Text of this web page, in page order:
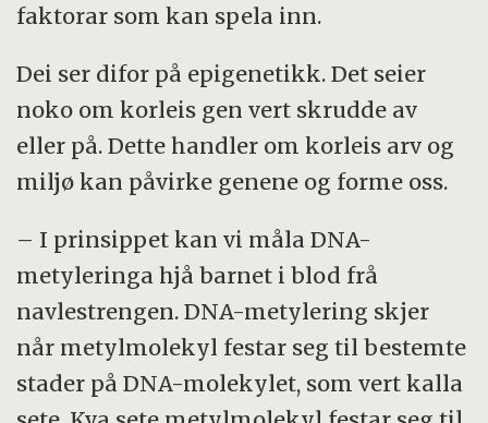
faktorar som kan spela inn.
Dei ser difor på epigenetikk. Det seier
noko om korleis gen vert skrudde av
eller på. Dette handler om korleis arv og
miljø kan påvirke genene og forme oss.
– I prinsippet kan vi måla DNA-
metyleringa hjå barnet i blod frå
navlestrengen. DNA-metylering skjer
når metylmolekyl festar seg til bestemte
stader på DNA-molekylet, som vert kalla